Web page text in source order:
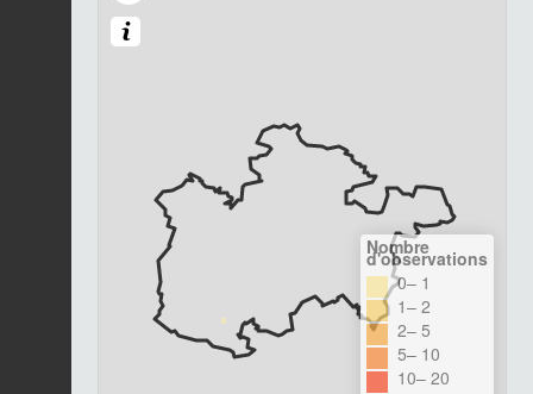
Nombre
d'observations
0– 1
1– 2
2– 5
5– 10
10– 20